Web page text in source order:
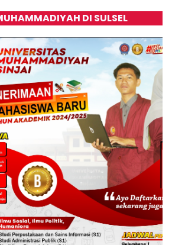
DI SULSEL